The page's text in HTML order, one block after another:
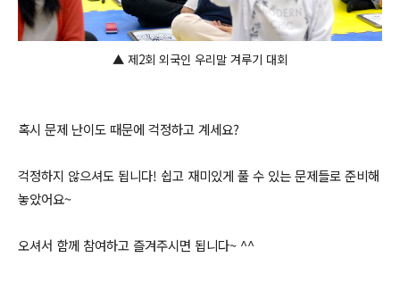
▲ 제2회 외국인 우리말 겨루기 대회
혹시 문제 난이도 때문에 걱정하고 계세요?
걱정하지 않으셔도 됩니다! 쉽고 재미있게 풀 수 있는 문제들로 준비해
놓았어요~
오셔서 함께 참여하고 즐겨주시면 됩니다~ ^^